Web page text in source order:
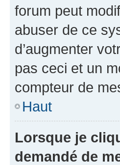
forum peut
abuser de ce
d’augmenter
pas ceci et un
compteur de
Haut
Lorsque je
demandé de